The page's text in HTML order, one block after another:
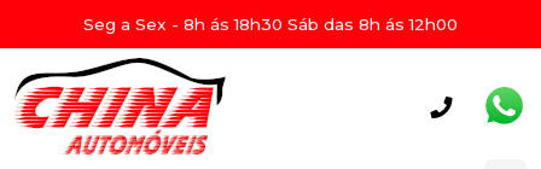
Seg a Sex - 8h ás 18h30 Sáb das 8h ás 12h00